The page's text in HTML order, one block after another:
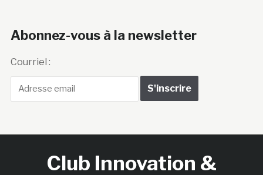
Abonnez-vous à la newsletter
Courriel :
Club Innovation &